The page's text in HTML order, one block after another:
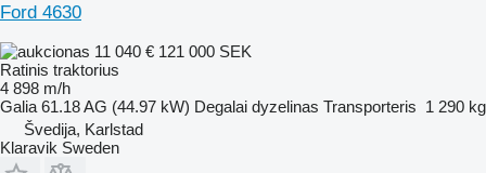
Ford 4630
11 040 € 121 000 SEK
Ratinis traktorius
4 898 m/h
Galia 61.18 AG (44.97 kW) Degalai dyzelinas Transporteris 1 290 kg
Švedija, Karlstad
Klaravik Sweden